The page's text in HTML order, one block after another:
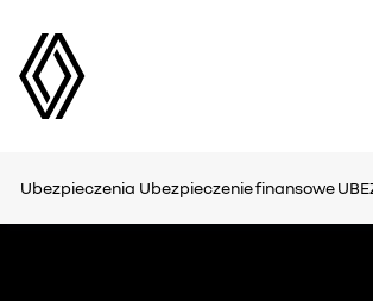
Ubezpieczenia Ubezpieczenie finansowe